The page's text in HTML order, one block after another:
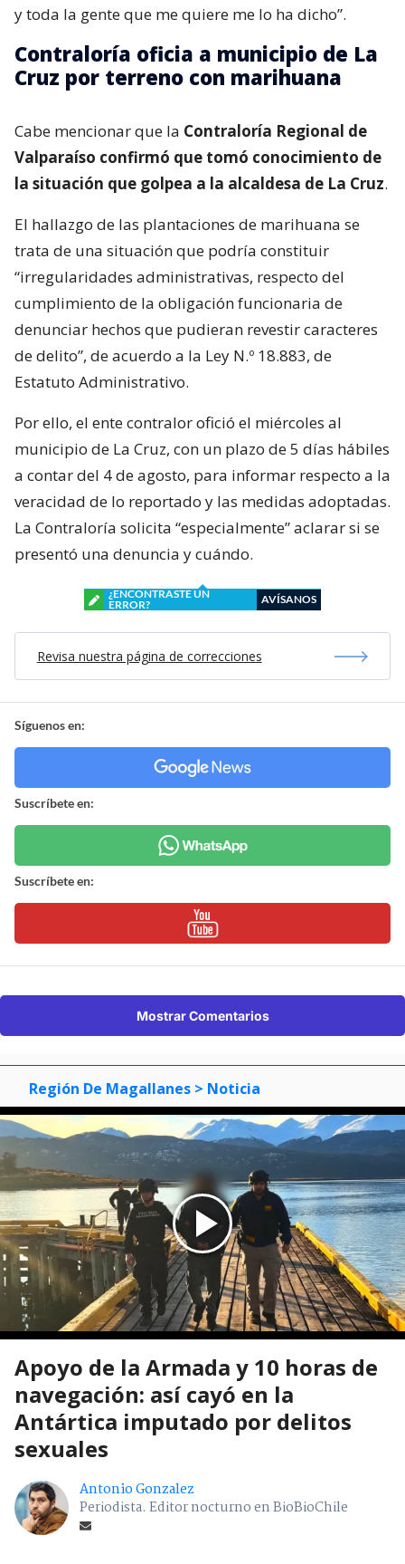
y toda la gente que me quiere me lo ha dicho”.
Contraloría oficia a municipio de La
Cruz por terreno con marihuana
Cabe mencionar que la Contraloría Regional de
Valparaíso confirmó que tomó conocimiento de
la situación que golpea a la alcaldesa de La Cruz.
El hallazgo de las plantaciones de marihuana se
trata de una situación que podría constituir
“irregularidades administrativas, respecto del
cumplimiento de la obligación funcionaria de
denunciar hechos que pudieran revestir caracteres
de delito”, de acuerdo a la Ley N.º 18.883, de
Estatuto Administrativo.
Por ello, el ente contralor ofició el miércoles al
municipio de La Cruz, con un plazo de 5 días hábiles
a contar del 4 de agosto, para informar respecto a la
veracidad de lo reportado y las medidas adoptadas.
La Contraloría solicita “especialmente” aclarar si se
presentó una denuncia y cuándo.
¿ENCONTRASTE UN
ERROR?
AVÍSANOS
Revisa nuestra página de correcciones
Síguenos en:
Suscríbete en:
Suscríbete en:
Mostrar Comentarios
Región De Magallanes > Noticia
Apoyo de la Armada y 10 horas de
navegación: así cayó en la
Antártica imputado por delitos
sexuales
Antonio Gonzalez
Periodista. Editor nocturno en BioBioChile